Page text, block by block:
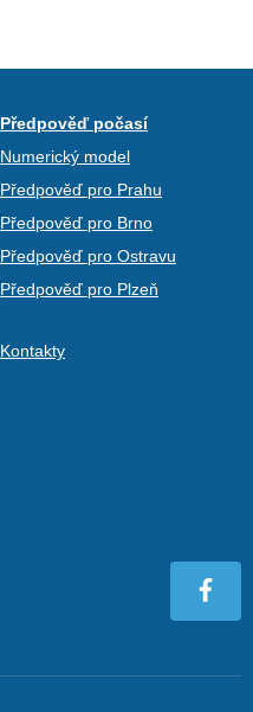
Předpověď počasí
Numerický model
Předpověď pro Prahu
Předpověď pro Brno
Předpověď pro Ostravu
Předpověď pro Plzeň
Kontakty